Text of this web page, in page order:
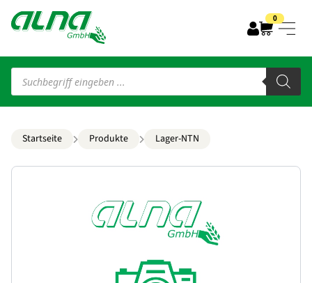
0
Products
search
Startseite Produkte Lager-NTN